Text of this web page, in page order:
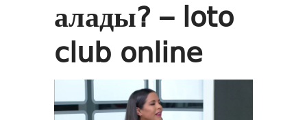
алады? – loto
club online